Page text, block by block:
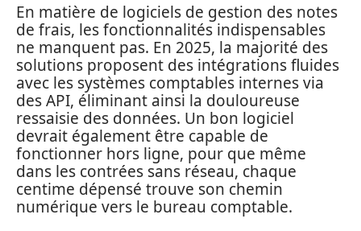
En matière de logiciels de gestion des notes
de frais, les fonctionnalités indispensables
ne manquent pas. En 2025, la majorité des
solutions proposent des intégrations fluides
avec les systèmes comptables internes via
des API, éliminant ainsi la douloureuse
ressaisie des données. Un bon logiciel
devrait également être capable de
fonctionner hors ligne, pour que même
dans les contrées sans réseau, chaque
centime dépensé trouve son chemin
numérique vers le bureau comptable.